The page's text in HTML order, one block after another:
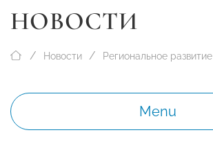
НОВОСТИ
Новости Региональное развитие
Menu